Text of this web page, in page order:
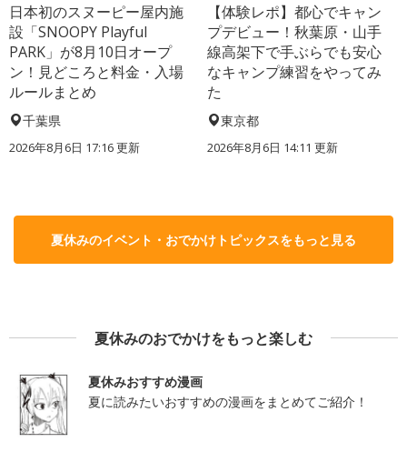
日本初のスヌーピー屋内施
設「SNOOPY Playful
PARK」が8月10日オープ
ン！見どころと料金・入場
ルールまとめ
千葉県
2026年8月6日 17:16更新
【体験レポ】都心でキャン
プデビュー！秋葉原・山手
線高架下で手ぶらでも安心
なキャンプ練習をやってみ
た
東京都
2026年8月6日 14:11 更新
夏休みのイベント・おでかけトピックスをもっと見る
夏休みのおでかけをもっと楽しむ
夏休みおすすめ漫画
夏に読みたいおすすめの漫画をまとめてご紹介！